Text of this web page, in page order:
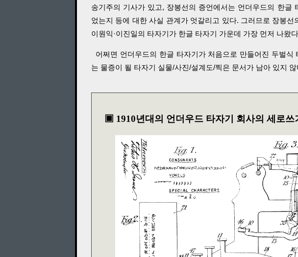
송기주의 기사가 있고, 장봉선의 증언에서는 언더우드의 한글
었는지 등에 대한 사실 관계가 엇갈리고 있다. 그러므로 장봉
이원익·이진일의 타자기가 한글 타자기 가운데 가장 먼저 나왔
어쩌면 언더우드의 한글 타자기가 처음으로 만들어진 두벌식
는 물증이 될 타자기 실물/사진/설계도/찍은 문서가 남아 있지 않
▣ 1910년대의 언더우드 타자기 회사의 세로쓰